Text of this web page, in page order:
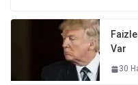
Var
30